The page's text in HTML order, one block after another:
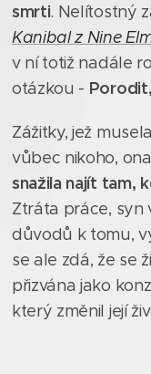
smrti. Nelítostný
Kanibal z Nine
v ní totiž nadále
otázkou -
Zážitky, jež
vůbec nikoho,
snažila najít tam,
Ztráta práce, syn
důvodů k tomu,
se ale zdá, že se
přizvána jako
který změnil její